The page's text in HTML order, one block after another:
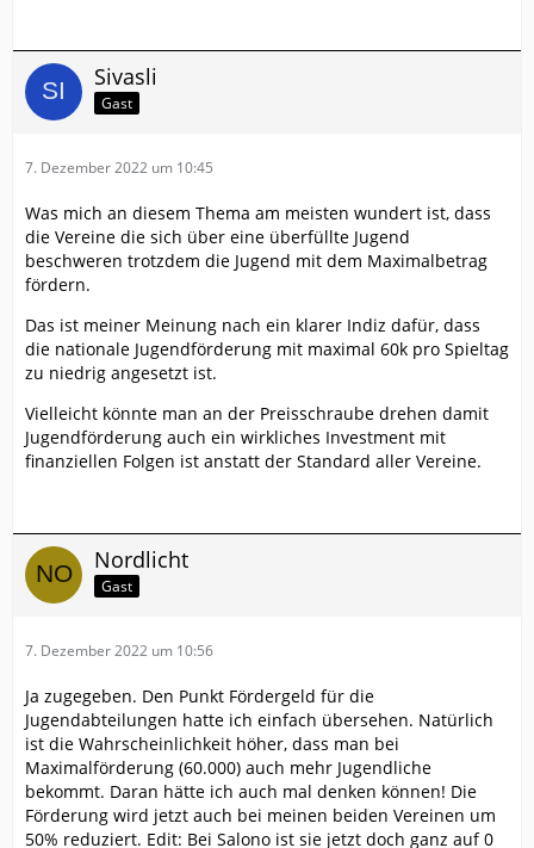
Sivasli
Gast
7. Dezember 2022 um 10:45
Was mich an diesem Thema am meisten wundert ist, dass
die Vereine die sich über eine überfüllte Jugend
beschweren trotzdem die Jugend mit dem Maximalbetrag
fördern.
Das ist meiner Meinung nach ein klarer Indiz dafür, dass
die nationale Jugendförderung mit maximal 60k pro Spieltag
zu niedrig angesetzt ist.
Vielleicht könnte man an der Preisschraube drehen damit
Jugendförderung auch ein wirkliches Investment mit
finanziellen Folgen ist anstatt der Standard aller Vereine.
Nordlicht
Gast
7. Dezember 2022 um 10:56
Ja zugegeben. Den Punkt Fördergeld für die
Jugendabteilungen hatte ich einfach übersehen. Natürlich
ist die Wahrscheinlichkeit höher, dass man bei
Maximalförderung (60.000) auch mehr Jugendliche
bekommt. Daran hätte ich auch mal denken können! Die
Förderung wird jetzt auch bei meinen beiden Vereinen um
50% reduziert. Edit: Bei Salono ist sie jetzt doch ganz auf 0